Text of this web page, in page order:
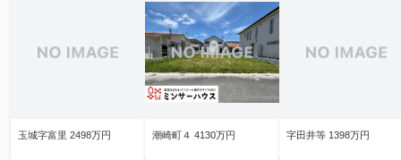
玉城字富里 2498万円 潮崎町４ 4130万円 字田井等 1398万円